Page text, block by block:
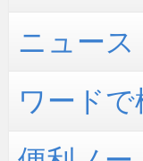
ニュース
ワードで